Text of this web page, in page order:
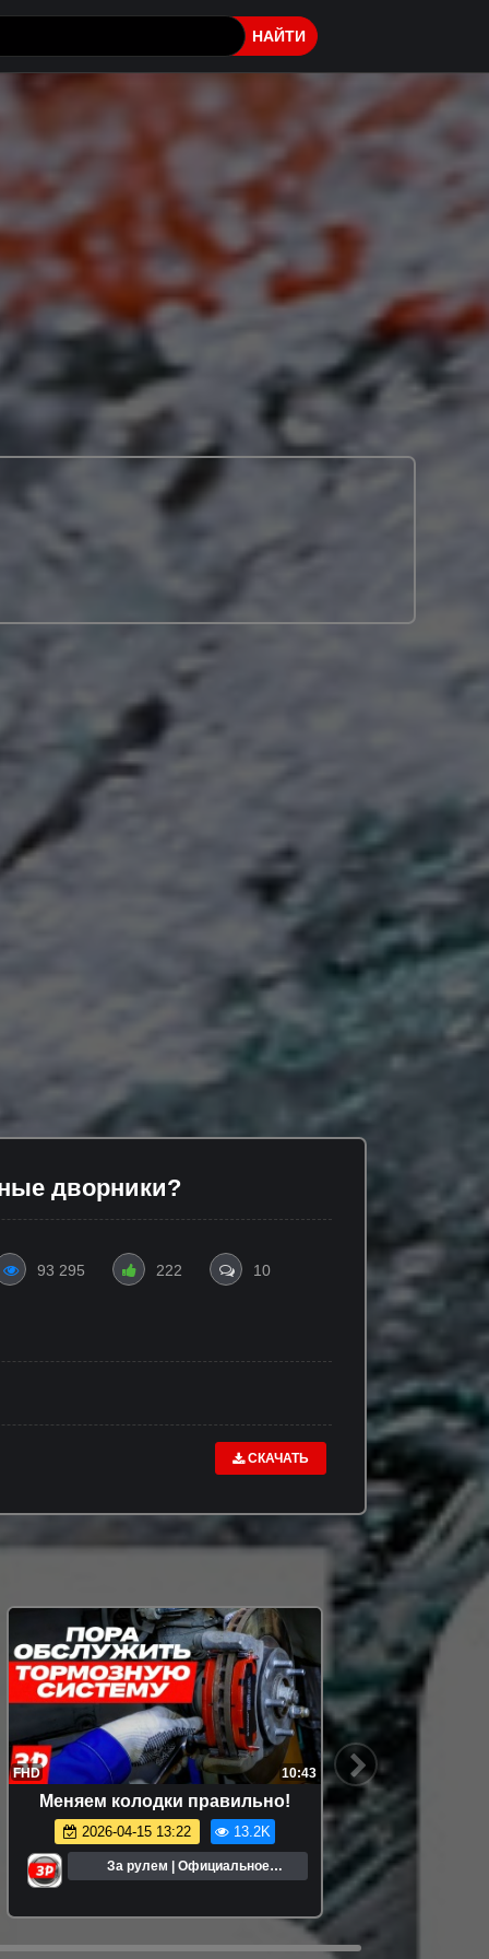
НАЙТИ
дворники?
93 295 222 10
СКАЧАТЬ
FHD 10:43
Меняем колодки правильно!
2026-04-15 13:22 13.2K
За рулем | Официальное